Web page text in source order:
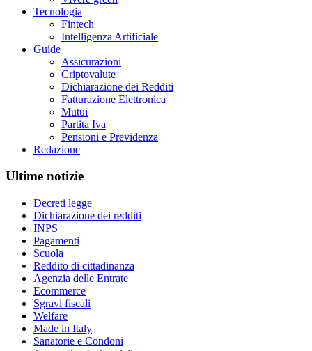
Tecnologia
Fintech
Intelligenza Artificiale
Guide
Assicurazioni
Criptovalute
Dichiarazione dei Redditi
Fatturazione Elettronica
Mutui
Partita Iva
Pensioni e Previdenza
Redazione
Ultime notizie
Decreti legge
Dichiarazione dei redditi
INPS
Pagamenti
Scuola
Reddito di cittadinanza
Agenzia delle Entrate
Ecommerce
Sgravi fiscali
Welfare
Made in Italy
Sanatorie e Condoni